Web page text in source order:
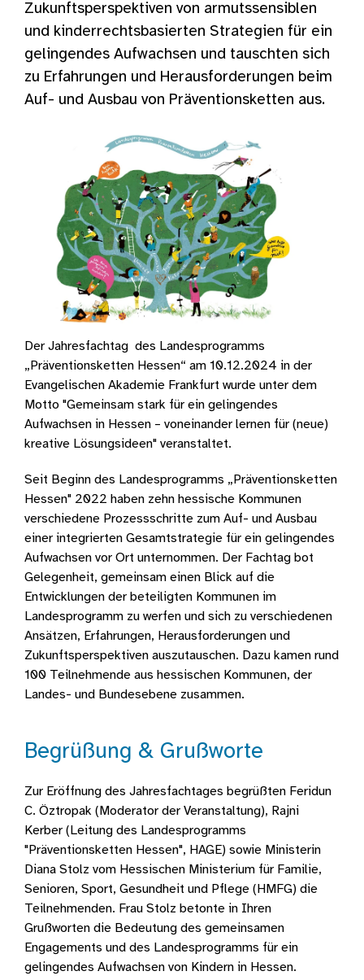
Zukunftsperspektiven von armutssensiblen
und kinderrechtsbasierten Strategien für ein
gelingendes Aufwachsen und tauschten sich
zu Erfahrungen und Herausforderungen beim
Auf- und Ausbau von Präventionsketten aus.
Der Jahresfachtag des Landesprogramms
„Präventionsketten Hessen“ am 10.12.2024 in der
Evangelischen Akademie Frankfurt wurde unter dem
Motto "Gemeinsam stark für ein gelingendes
Aufwachsen in Hessen – voneinander lernen für (neue)
kreative Lösungsideen" veranstaltet.
Seit Beginn des Landesprogramms „Präventionsketten
Hessen" 2022 haben zehn hessische Kommunen
verschiedene Prozessschritte zum Auf- und Ausbau
einer integrierten Gesamtstrategie für ein gelingendes
Aufwachsen vor Ort unternommen. Der Fachtag bot
Gelegenheit, gemeinsam einen Blick auf die
Entwicklungen der beteiligten Kommunen im
Landesprogramm zu werfen und sich zu verschiedenen
Ansätzen, Erfahrungen, Herausforderungen und
Zukunftsperspektiven auszutauschen. Dazu kamen rund
100 Teilnehmende aus hessischen Kommunen, der
Landes- und Bundesebene zusammen.
Begrüßung & Grußworte
Zur Eröffnung des Jahresfachtages begrüßten Feridun
C. Öztropak (Moderator der Veranstaltung), Rajni
Kerber (Leitung des Landesprogramms
"Präventionsketten Hessen", HAGE) sowie Ministerin
Diana Stolz vom Hessischen Ministerium für Familie,
Senioren, Sport, Gesundheit und Pflege (HMFG) die
Teilnehmenden. Frau Stolz betonte in Ihren
Grußworten die Bedeutung des gemeinsamen
Engagements und des Landesprogramms für ein
gelingendes Aufwachsen von Kindern in Hessen.